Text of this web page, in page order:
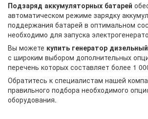
Подзаряд аккумуляторных батарей
автоматическом режиме зарядку
поддержания батарей в оптимальном
необходимо для запуска
Вы можете купить генератор дизельный
с широким выбором дополнительных
перечень которых составляет более 1
Обратитесь к специалистам нашей
правильного подбора необходимого
оборудования.